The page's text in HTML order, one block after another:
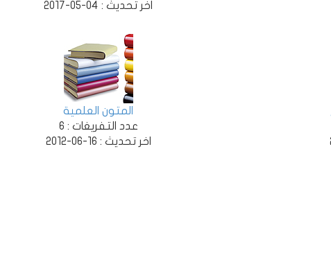
اخر تحديث : 04-05-2017
المتون العلمية
عدد التفريغات : 6
اخر تحديث : 16-06-2012